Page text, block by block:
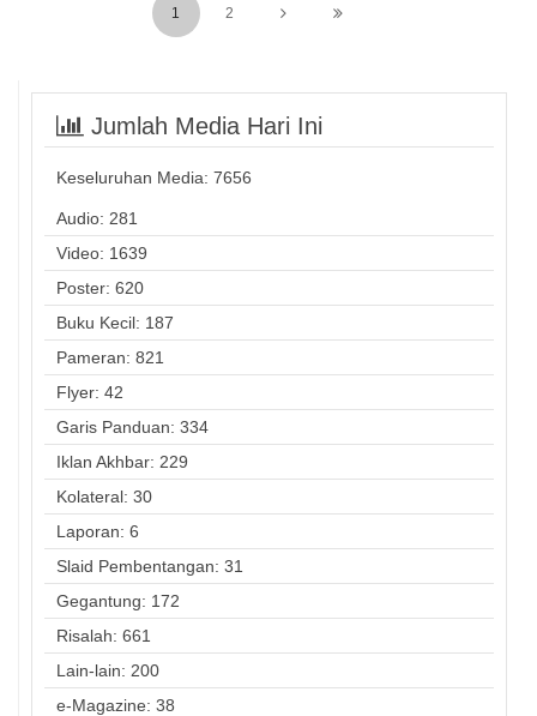
1 2
Jumlah Media Hari Ini
Keseluruhan Media: 7656
Audio: 281
Video: 1639
Poster: 620
Buku Kecil: 187
Pameran: 821
Flyer: 42
Garis Panduan: 334
Iklan Akhbar: 229
Kolateral: 30
Laporan: 6
Slaid Pembentangan: 31
Gegantung: 172
Risalah: 661
Lain-lain: 200
e-Magazine: 38